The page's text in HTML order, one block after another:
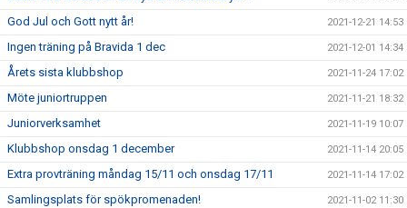
God Jul och Gott nytt år! 2021-12-21 14:53
Ingen träning på Bravida 1 dec 2021-12-01 14:34
Årets sista klubbshop 2021-11-24 17:02
Möte juniortruppen 2021-11-21 18:32
Juniorverksamhet 2021-11-19 10:07
Klubbshop onsdag 1 december 2021-11-14 20:05
Extra provträning måndag 15/11 och onsdag 17/11 2021-11-14 17:02
Samlingsplats för spökpromenaden! 2021-11-02 11:30